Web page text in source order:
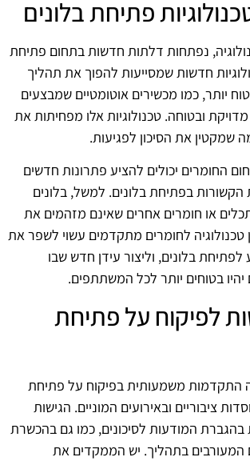
פתיחת בלונים
נפתחות דלתות חדשות בתחום פתיחת
חדשות שמסייעות להפוך את תהליך
יותר, כמו מכשירים אוטומטיים שמבצעים
ובטוחה. טכנולוגיות אלו מפחיתות את
שמקטין את הסיכון לפגיעות.
החומרים יכולים להציע פתרונות חדשים
הקשורות בפתיחת בלונים. למשל, בלונים
או חומרים אחרים שאינם מזהמים את
טכנולוגיה לחומרים מתקדמים עשוי לשפר את
בלונים, וליצור עידן חדש שבו
יהיו בטוחים יותר לכל המשתתפים.
לפיקוח על פתיחת
התקדמות משמעותית בפיקוח על פתיחת
ציבוריים ובאירועים המוניים. הגישות
המודעות לסיכונים, כמו גם בהכשרת
המעורבים בתהליך. יש הממקדים את